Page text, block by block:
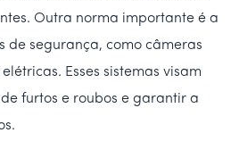
Outra norma importante é a
de segurança, como câmeras
Esses sistemas visam
furtos e roubos e garantir a